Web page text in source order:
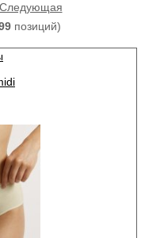
Следующая
позиций)